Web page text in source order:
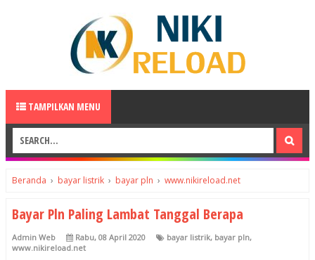
TAMPILKAN MENU
Beranda › bayar listrik › bayar pln › www.nikireload.net
Bayar Pln Paling Lambat Tanggal Berapa
Admin Web Rabu, 08 April 2020 bayar listrik, bayar pln,
www.nikireload.net